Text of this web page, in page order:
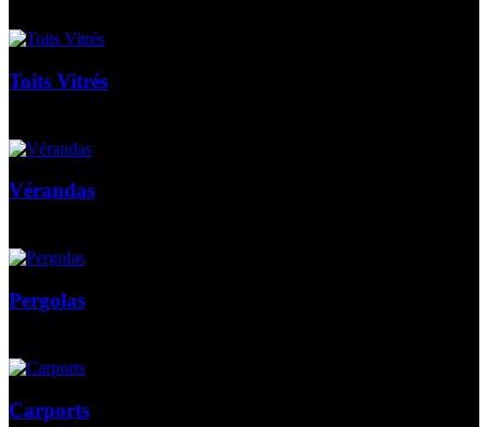
Toits Vitrés
Vérandas
Pergolas
Carports